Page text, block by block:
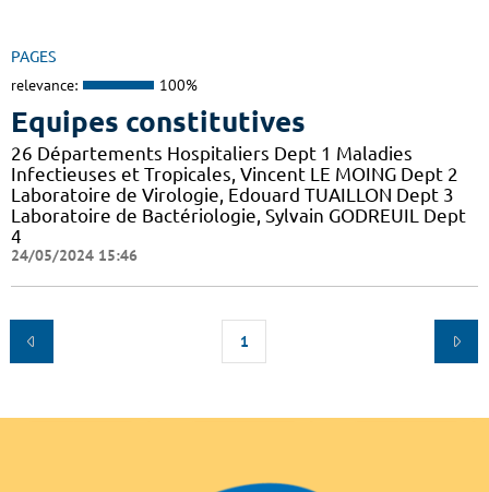
PAGES
relevance: 100%
Equipes constitutives
26 Départements Hospitaliers Dept 1 Maladies
Infectieuses et Tropicales, Vincent LE MOING Dept 2
Laboratoire de Virologie, Edouard TUAILLON Dept 3
Laboratoire de Bactériologie, Sylvain GODREUIL Dept
4
24/05/2024 15:46
1